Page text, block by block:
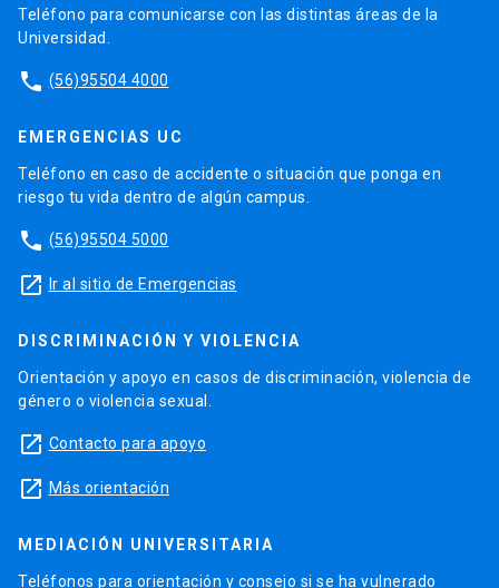
Teléfono para comunicarse con las distintas áreas de la
Universidad.
phone (56)95504 4000
EMERGENCIAS UC
Teléfono en caso de accidente o situación que ponga en
riesgo tu vida dentro de algún campus.
phone (56)95504 5000
launch Ir al sitio de Emergencias
DISCRIMINACIÓN Y VIOLENCIA
Orientación y apoyo en casos de discriminación, violencia de
género o violencia sexual.
launch Contacto para apoyo
launch Más orientación
MEDIACIÓN UNIVERSITARIA
Teléfonos para orientación y consejo si se ha vulnerado